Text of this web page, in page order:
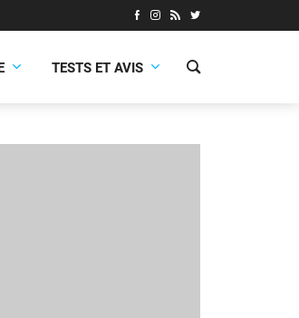
TESTS ET AVIS